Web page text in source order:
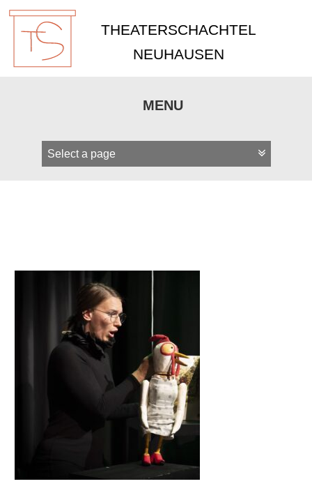
THEATERSCHACHTEL
NEUHAUSEN
MENU
Inhalt